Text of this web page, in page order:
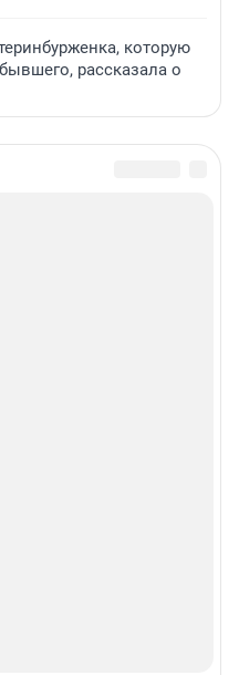
которую
рассказала о